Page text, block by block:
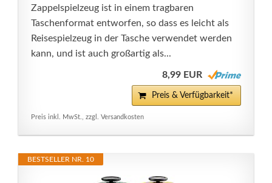
Zappelspielzeug ist in einem tragbaren
Taschenformat entworfen, so dass es leicht als
Reisespielzeug in der Tasche verwendet werden
kann, und ist auch großartig als...
8,99 EUR
Preis & Verfügbarkeit*
Preis inkl. MwSt., zzgl. Versandkosten
BESTSELLER NR. 10